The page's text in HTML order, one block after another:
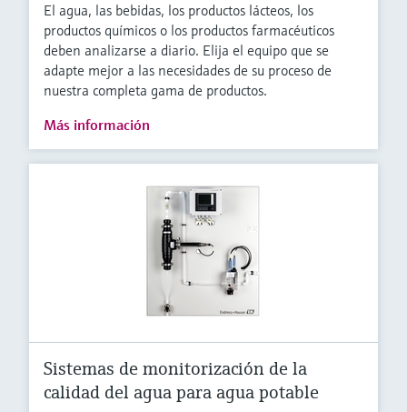
El agua, las bebidas, los productos lácteos, los
productos químicos o los productos farmacéuticos
deben analizarse a diario. Elija el equipo que se
adapte mejor a las necesidades de su proceso de
nuestra completa gama de productos.
Más información
Sistemas de monitorización de la
calidad del agua para agua potable